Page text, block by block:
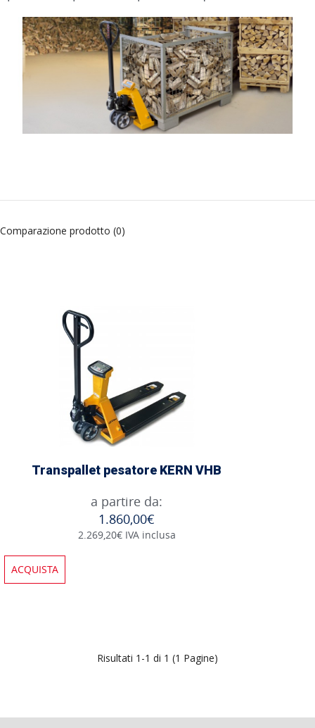
Comparazione prodotto (0)
Transpallet pesatore KERN VHB
a partire da:
1.860,00€
2.269,20€ IVA inclusa
ACQUISTA
Risultati 1-1 di 1 (1 Pagine)